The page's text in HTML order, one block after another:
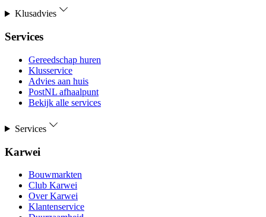
Klusadvies
Services
Gereedschap huren
Klusservice
Advies aan huis
PostNL afhaalpunt
Bekijk alle services
Services
Karwei
Bouwmarkten
Club Karwei
Over Karwei
Klantenservice